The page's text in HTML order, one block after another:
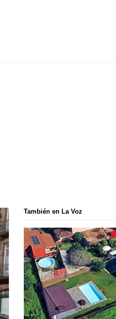
También en La Voz